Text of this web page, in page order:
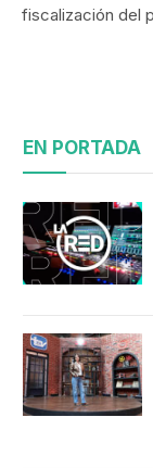
fiscalización del
EN PORTADA